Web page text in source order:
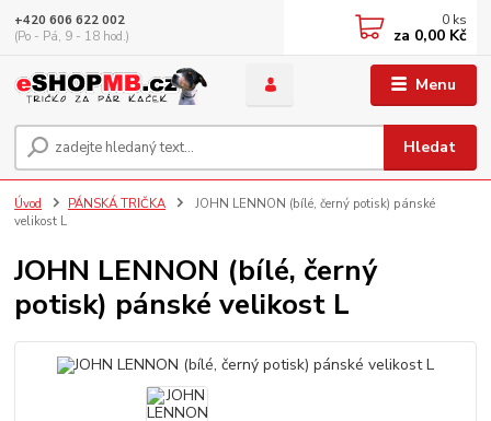
Menu
Hledat
+420 606 622 002
(Po - Pá, 9 - 18 hod.)
0 ks
za 0,00 Kč
Úvod PÁNSKÁ TRIČKA
JOHN LENNON (bílé, černý potisk) pánské
velikost L
JOHN LENNON (bílé, černý
potisk) pánské velikost L